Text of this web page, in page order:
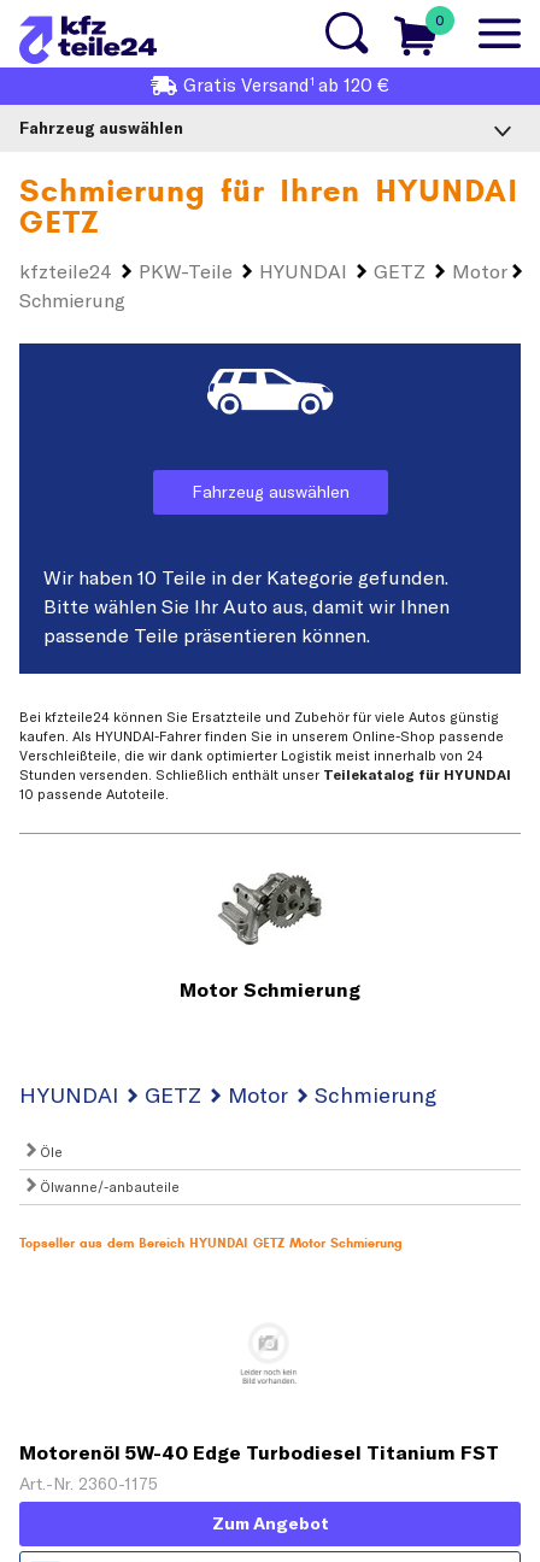
0
Gratis Versand1 ab 120 €
Fahrzeug auswählen
Schmierung für Ihren HYUNDAI
GETZ
kfzteile24 PKW-Teile HYUNDAI GETZ
Motor
Schmierung
Fahrzeug auswählen
Wir haben 10 Teile in der Kategorie gefunden.
Bitte wählen Sie Ihr Auto aus, damit wir Ihnen
passende Teile präsentieren können.
Bei kfzteile24 können Sie Ersatzteile und Zubehör für viele Autos günstig
kaufen. Als HYUNDAI-Fahrer finden Sie in unserem Online-Shop passende
Verschleißteile, die wir dank optimierter Logistik meist innerhalb von 24
Stunden versenden. Schließlich enthält unser Teilekatalog für HYUNDAI
10 passende Autoteile.
Motor Schmierung
HYUNDAI GETZ Motor Schmierung
Öle
Ölwanne/-anbauteile
Topseller aus dem Bereich HYUNDAI GETZ Motor Schmierung
Motorenöl 5W-40 Edge Turbodiesel Titanium FST
[5 L]
Art.-Nr. 2360-1175
Zum Angebot